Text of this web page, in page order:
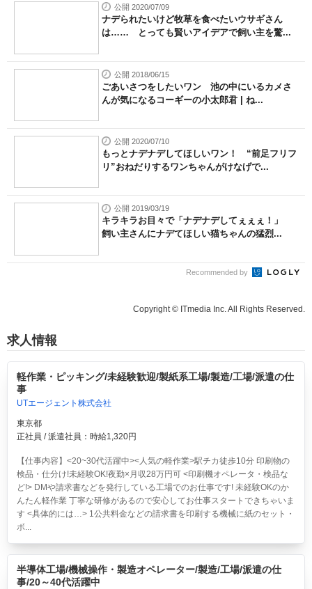
公開 2020/07/09
ナデられたいけど牧草を食べたいウサギさん
は…… とっても賢いアイデアで飼い主を驚...
公開 2018/06/15
ごあいさつをしたいワン 池の中にいるカメさ
んが気になるコーギーの小太郎君 | ね...
公開 2020/07/10
もっとナデナデしてほしいワン！ “前足フリフ
リ”おねだりするワンちゃんがけなげで...
公開 2019/03/19
キラキラお目々で「ナデナデしてぇぇぇ！」
飼い主さんにナデてほしい猫ちゃんの猛烈...
Recommended by
Copyright © ITmedia Inc. All Rights Reserved.
求人情報
軽作業・ピッキング/未経験歓迎/製紙系工場/製造/工場/派遣の仕
事
UTエージェント株式会社
東京都
正社員 / 派遣社員：時給1,320円
【仕事内容】<20~30代活躍中><人気の軽作業>駅チカ徒歩10分 印刷物の
検品・仕分け!未経験OK!夜勤×月収28万円可 <印刷機オペレータ・検品な
ど!> DMや請求書などを発行している工場でのお仕事です! 未経験OKのか
んたん軽作業 丁寧な研修があるので安心してお仕事スタートできちゃいま
す <具体的には…> 1公共料金などの請求書を印刷する機械に紙のセット・
ボ...
半導体工場/機械操作・製造オペレーター/製造/工場/派遣の仕
事/20～40代活躍中